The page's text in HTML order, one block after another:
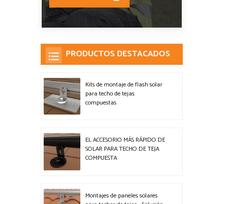
PRODUCTOS DESTACADOS
Kits de montaje de flash solar
para techo de tejas
compuestas
EL ACCESORIO MÁS RÁPIDO DE
SOLAR PARA TECHO DE TEJA
COMPUESTA
Montajes de paneles solares